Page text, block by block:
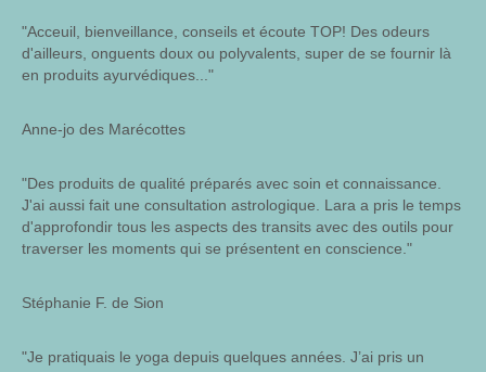
"Acceuil, bienveillance, conseils et écoute TOP! Des odeurs
d'ailleurs, onguents doux ou polyvalents, super de se fournir là
en produits ayurvédiques..."
Anne-jo des Marécottes
"Des produits de qualité préparés avec soin et connaissance.
J'ai aussi fait une consultation astrologique. Lara a pris le temps
d'approfondir tous les aspects des transits avec des outils pour
traverser les moments qui se présentent en conscience."
Stéphanie F. de Sion
"Je pratiquais le yoga depuis quelques années. J’ai pris un